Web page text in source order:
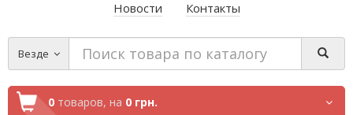
Новости
Контакты
Везде
0 товаров, на 0 грн.